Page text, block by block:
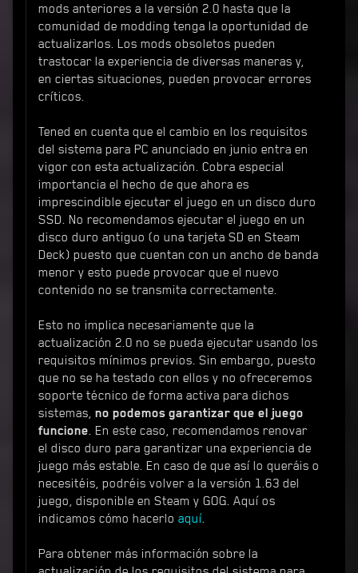
mods anteriores a la versión 2.0 hasta que la
comunidad de modding tenga la oportunidad de
actualizarlos. Los mods obsoletos pueden
trastocar la experiencia de diversas maneras y,
en ciertas situaciones, pueden provocar errores
críticos.
Tened en cuenta que el cambio en los requisitos
del sistema para PC anunciado en junio entra en
vigor con esta actualización. Cobra especial
importancia el hecho de que ahora es
imprescindible ejecutar el juego en un disco duro
SSD. No recomendamos ejecutar el juego en un
disco duro antiguo (o una tarjeta SD en Steam
Deck) puesto que cuentan con un ancho de banda
menor y esto puede provocar que el nuevo
contenido no se transmita correctamente.
Esto no implica necesariamente que la
actualización 2.0 no se pueda ejecutar usando los
requisitos mínimos previos. Sin embargo, puesto
que no se ha testado con ellos y no ofreceremos
soporte técnico de forma activa para dichos
sistemas, no podemos garantizar que el juego
funcione. En este caso, recomendamos renovar
el disco duro para garantizar una experiencia de
juego más estable. En caso de que así lo queráis o
necesitéis, podréis volver a la versión 1.63 del
juego, disponible en Steam y GOG. Aquí os
indicamos cómo hacerlo aquí.
Para obtener más información sobre la